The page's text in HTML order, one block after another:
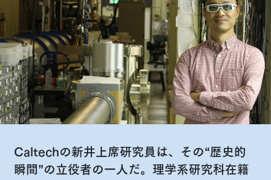
Caltechの新井上席研究員は、その“歴史的
瞬間”の立役者の一人だ。理学系研究科在籍